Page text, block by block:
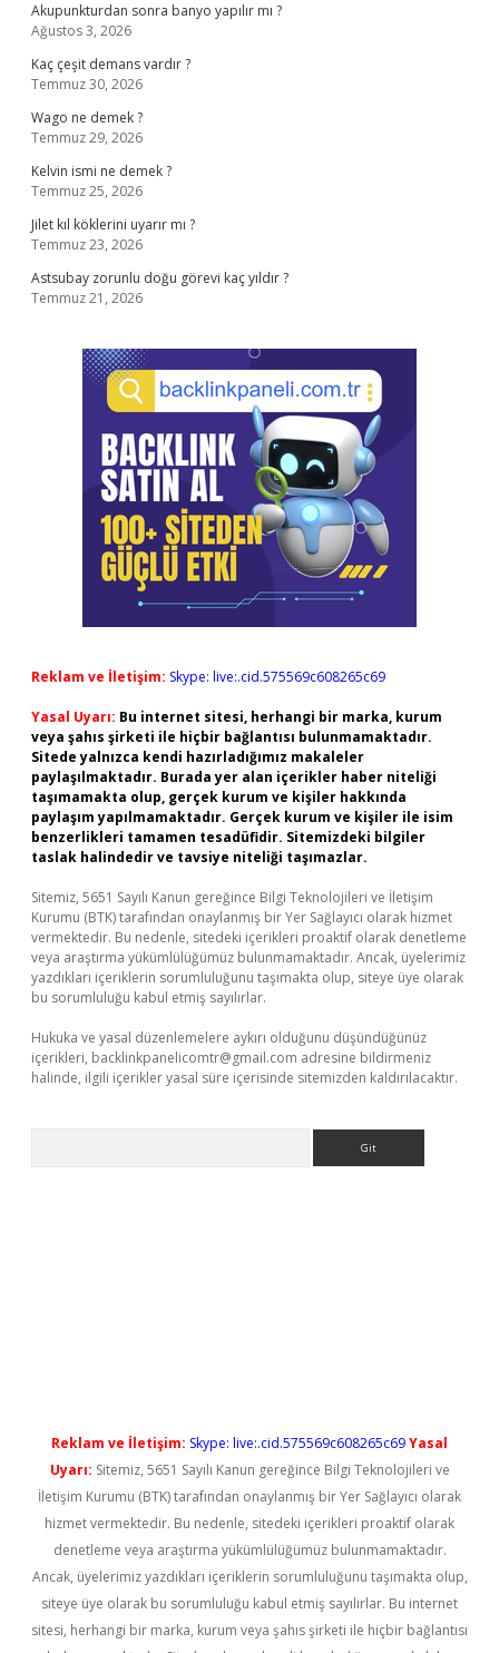
Akupunkturdan sonra banyo yapılır mı ?
Ağustos 3, 2026
Kaç çeşit demans vardır ?
Temmuz 30, 2026
Wago ne demek ?
Temmuz 29, 2026
Kelvin ismi ne demek ?
Temmuz 25, 2026
Jilet kıl köklerini uyarır mı ?
Temmuz 23, 2026
Astsubay zorunlu doğu görevi kaç yıldır ?
Temmuz 21, 2026
Reklam ve İletişim: Skype: live:.cid.575569c608265c69
Yasal Uyarı: Bu internet sitesi, herhangi bir marka, kurum
veya şahıs şirketi ile hiçbir bağlantısı bulunmamaktadır.
Sitede yalnızca kendi hazırladığımız makaleler
paylaşılmaktadır. Burada yer alan içerikler haber niteliği
taşımamakta olup, gerçek kurum ve kişiler hakkında
paylaşım yapılmamaktadır. Gerçek kurum ve kişiler ile isim
benzerlikleri tamamen tesadüfidir. Sitemizdeki bilgiler
taslak halindedir ve tavsiye niteliği taşımazlar.
Sitemiz, 5651 Sayılı Kanun gereğince Bilgi Teknolojileri ve İletişim
Kurumu (BTK) tarafından onaylanmış bir Yer Sağlayıcı olarak hizmet
vermektedir. Bu nedenle, sitedeki içerikleri proaktif olarak denetleme
veya araştırma yükümlülüğümüz bulunmamaktadır. Ancak, üyelerimiz
yazdıkları içeriklerin sorumluluğunu taşımakta olup, siteye üye olarak
bu sorumluluğu kabul etmiş sayılırlar.
Hukuka ve yasal düzenlemelere aykırı olduğunu düşündüğünüz
içerikleri, backlinkpanelicomtr@gmail.com adresine bildirmeniz
halinde, ilgili içerikler yasal süre içerisinde sitemizden kaldırılacaktır.
Reklam ve İletişim: Skype: live:.cid.575569c608265c69Yasal
Uyarı: Sitemiz, 5651 Sayılı Kanun gereğince Bilgi Teknolojileri ve
İletişim Kurumu (BTK) tarafından onaylanmış bir Yer Sağlayıcı olarak
hizmet vermektedir. Bu nedenle, sitedeki içerikleri proaktif olarak
denetleme veya araştırma yükümlülüğümüz bulunmamaktadır.
Ancak, üyelerimiz yazdıkları içeriklerin sorumluluğunu taşımakta olup,
siteye üye olarak bu sorumluluğu kabul etmiş sayılırlar. Bu internet
sitesi, herhangi bir marka, kurum veya şahıs şirketi ile hiçbir bağlantısı